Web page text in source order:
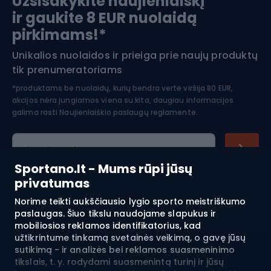
Sportano.lt - Mums rūpi jūsų
privatumas
Norime teikti aukščiausio lygio sporto meistriškumo
paslaugas. Šiuo tikslu naudojame slapukus ir
mobiliosios reklamos identifikatorius, kad
užtikrintume tinkamą svetainės veikimą, o gavę jūsų
sutikimą - ir analizės bei reklamos suasmeninimo
tikslais, t. y. rodydami suasmenintą turinį ir jūsų
Apranga žiemos sportui
Šiaurietiškas ėjimas
ir gaukite 8 EUR nuolaidą
pirkimams!*
Unikalios nuolaidos ir prieiga prie naujų produktų
tik prenumeratoriams
*produktams be nuolaidų, kurių bendra vertė viršija 80 EUR,
akcijos nėra jungiamos viena su kita, daugiau informacijos
galima rasti Naujienlaiškio paslaugų reglamente.
El. pašto adresas
Pirkimas
Klientų aptarnavimas
Reglamentai